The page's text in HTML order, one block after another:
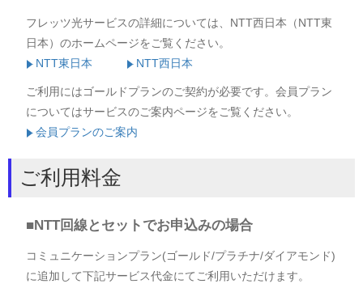
フレッツ光サービスの詳細については、NTT西日本（NTT東
日本）のホームページをご覧ください。
NTT東日本
NTT西日本
ご利用にはゴールドプランのご契約が必要です。会員プラン
についてはサービスのご案内ページをご覧ください。
会員プランのご案内
ご利用料金
■NTT回線とセットでお申込みの場合
コミュニケーションプラン(ゴールド/プラチナ/ダイアモンド)
に追加して下記サービス代金にてご利用いただけます。